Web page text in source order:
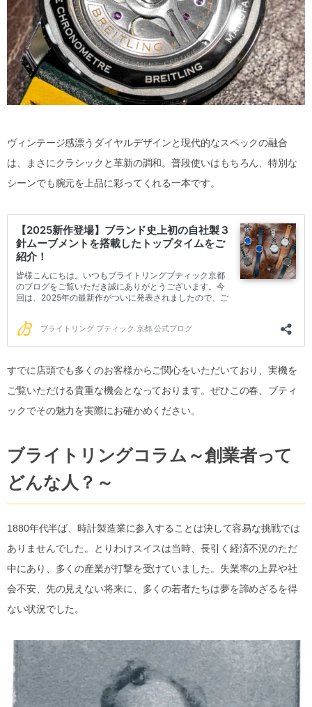
ヴィンテージ感漂うダイヤルデザインと現代的なスペックの融合
は、まさにクラシックと革新の調和。普段使いはもちろん、特別な
シーンでも腕元を上品に彩ってくれる一本です。
すでに店頭でも多くのお客様からご関心をいただいており、実機を
ご覧いただける貴重な機会となっております。ぜひこの春、ブティ
ックでその魅力を実際にお確かめください。
ブライトリングコラム～創業者って
どんな人？～
1880年代半ば、時計製造業に参入することは決して容易な挑戦では
ありませんでした。とりわけスイスは当時、長引く経済不況のただ
中にあり、多くの産業が打撃を受けていました。失業率の上昇や社
会不安、先の見えない将来に、多くの若者たちは夢を諦めざるを得
ない状況でした。